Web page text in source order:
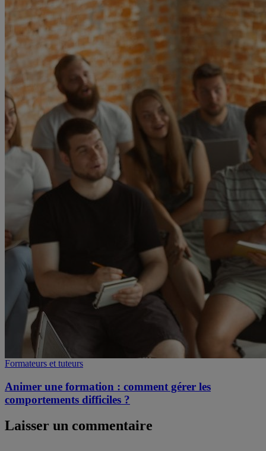
Formateurs et tuteurs
Animer une formation : comment gérer les
comportements difficiles ?
Laisser un commentaire